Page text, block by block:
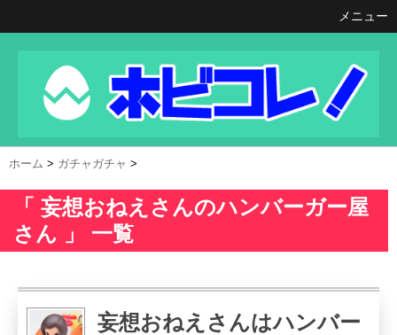
メニュー
ホーム > ガチャガチャ >
「 妄想おねえさんのハンバーガー屋
さん 」 一覧
妄想おねえさんはハンバー